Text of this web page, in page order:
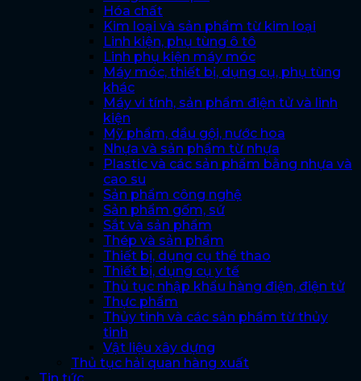
Hóa chất
Kim loại và sản phẩm từ kim loại
Linh kiện, phụ tùng ô tô
Linh phụ kiện máy móc
Máy móc, thiết bị, dụng cụ, phụ tùng
khác
Máy vi tính, sản phẩm điện tử và linh
kiện
Mỹ phẩm, dầu gội, nước hoa
Nhựa và sản phẩm từ nhựa
Plastic và các sản phẩm bằng nhựa và
cao su
Sản phẩm công nghệ
Sản phẩm gốm, sứ
Sắt và sản phẩm
Thép và sản phẩm
Thiết bị, dụng cụ thể thao
Thiết bị, dụng cụ y tế
Thủ tục nhập khẩu hàng điện, điện tử
Thực phẩm
Thủy tinh và các sản phẩm từ thủy
tinh
Vật liệu xây dựng
Thủ tục hải quan hàng xuất